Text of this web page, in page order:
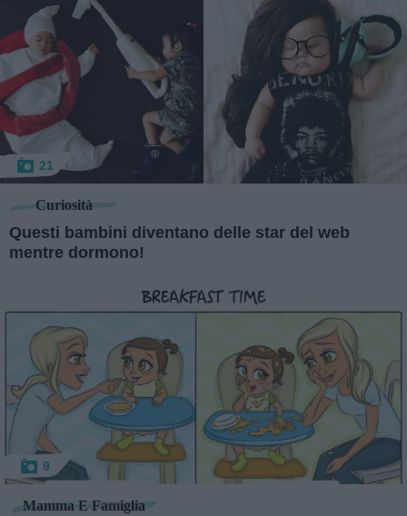
21
Curiosità
Questi bambini diventano delle star del web
mentre dormono!
9
Mamma E Famiglia